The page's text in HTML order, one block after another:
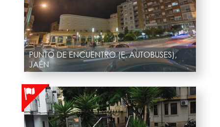
PUNTO DE ENCUENTRO (E. AUTOBUSES),
JAÉN